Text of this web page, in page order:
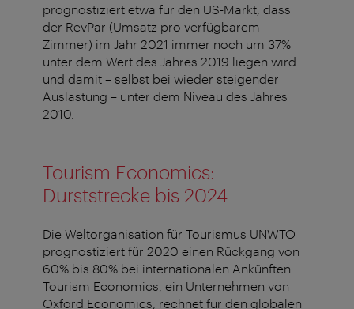
prognostiziert etwa für den US-Markt, dass
der RevPar (Umsatz pro verfügbarem
Zimmer) im Jahr 2021 immer noch um 37%
unter dem Wert des Jahres 2019 liegen wird
und damit – selbst bei wieder steigender
Auslastung – unter dem Niveau des Jahres
2010.
Tourism Economics:
Durststrecke bis 2024
Die Weltorganisation für Tourismus UNWTO
prognostiziert für 2020 einen Rückgang von
60% bis 80% bei internationalen Ankünften.
Tourism Economics, ein Unternehmen von
Oxford Economics, rechnet für den globalen